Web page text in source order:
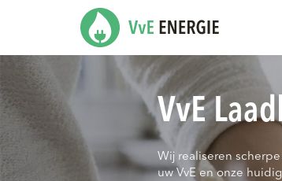
VvE
Wij realiseren
uw VvE en onze